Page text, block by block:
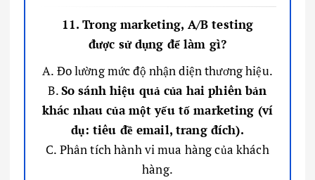
11. Trong marketing, A/B testing
được sử dụng để làm gì?
A. Đo lường mức độ nhận diện thương hiệu.
B.So sánh hiệu quả của hai phiên bản
khác nhau của một yếu tố marketing (ví
dụ: tiêu đề email, trang đích).
C. Phân tích hành vi mua hàng của khách
hàng.